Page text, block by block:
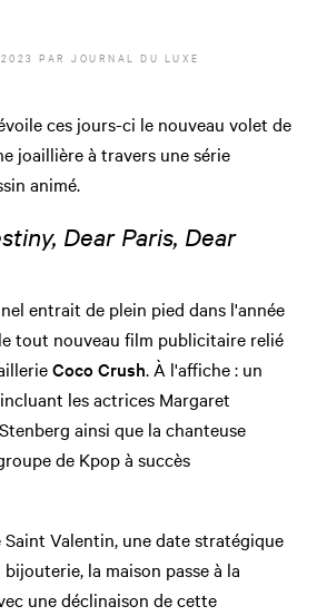
PAR JOURNAL DU LUXE
ces jours-ci le nouveau volet de
joaillière à travers une série
animé.
Dear Paris, Dear
entrait de plein pied dans l'année
tout nouveau film publicitaire relié
Coco Crush. À l'affiche : un
les actrices Margaret
ainsi que la chanteuse
de Kpop à succès
Saint Valentin, une date stratégique
la maison passe à la
une déclinaison de cette